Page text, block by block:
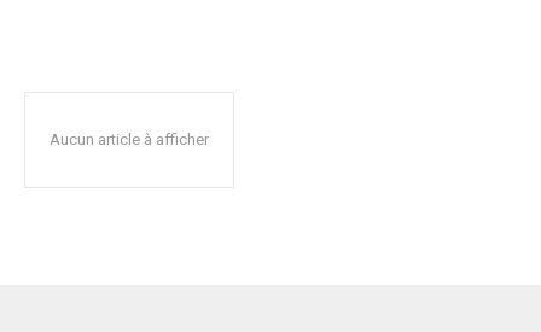
Aucun article à afficher